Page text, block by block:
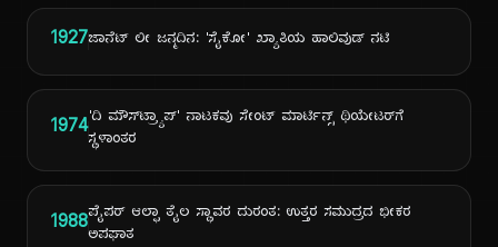
1927ಜಾನೆಟ್ ಲೀ ಜನ್ಮದಿನ: 'ಸೈಕೋ' ಖ್ಯಾತಿಯ ಹಾಲಿವುಡ್ ನಟಿ
1974'ದಿ ಮೌಸ್‌ಟ್ರ್ಯಾಪ್' ನಾಟಕವು ಸೇಂಟ್ ಮಾರ್ಟಿನ್ಸ್ ಥಿಯೇಟರ್‌ಗೆ
ಸ್ಥಳಾಂತರ
1988ಪೈಪರ್ ಆಲ್ಫಾ ತೈಲ ಸ್ಥಾವರ ದುರಂತ: ಉತ್ತರ ಸಮುದ್ರದ ಭೀಕರ
ಅಪಘಾತ